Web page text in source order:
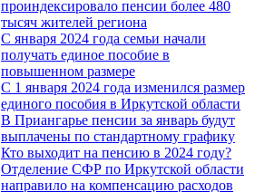
проиндексировало пенсии более 480
тысяч жителей региона
С января 2024 года семьи начали
получать единое пособие в
повышенном размере
С 1 января 2024 года изменился размер
единого пособия в Иркутской области
В Приангарье пенсии за январь будут
выплачены по стандартному графику
Кто выходит на пенсию в 2024 году?
Отделение СФР по Иркутской области
направило на компенсацию расходов